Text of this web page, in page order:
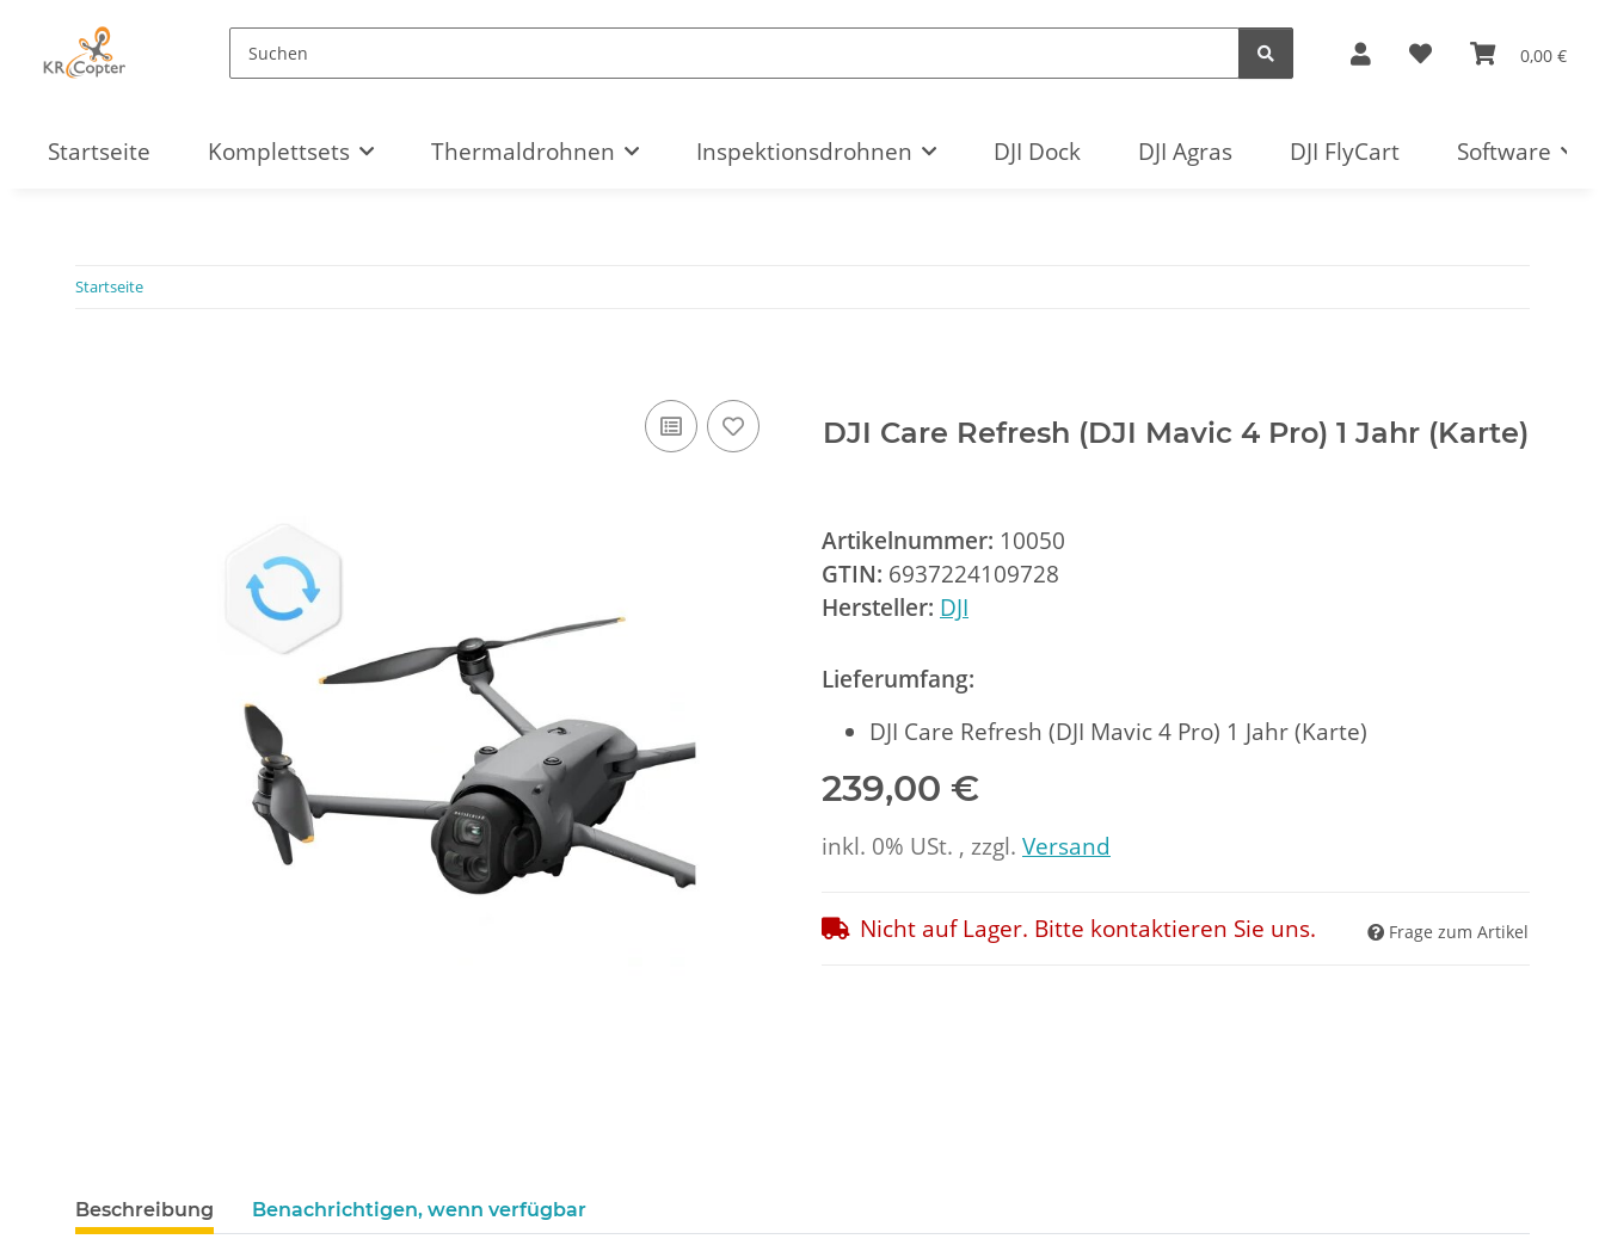
0,00 €
Startseite Komplettsets Thermaldrohnen Inspektionsdrohnen DJI Dock DJI Agras DJI FlyCart Software
Startseite
DJI Care Refresh (DJI Mavic 4 Pro) 1 Jahr (Karte)
Artikelnummer: 10050
GTIN: 6937224109728
Hersteller: DJI
Lieferumfang:
DJI Care Refresh (DJI Mavic 4 Pro) 1 Jahr (Karte)
239,00 €
inkl. 0% USt. , zzgl. Versand
Nicht auf Lager. Bitte kontaktieren Sie uns. Frage zum Artikel
weitere Registerkarten anzeigen
Beschreibung Benachrichtigen, wenn verfügbar